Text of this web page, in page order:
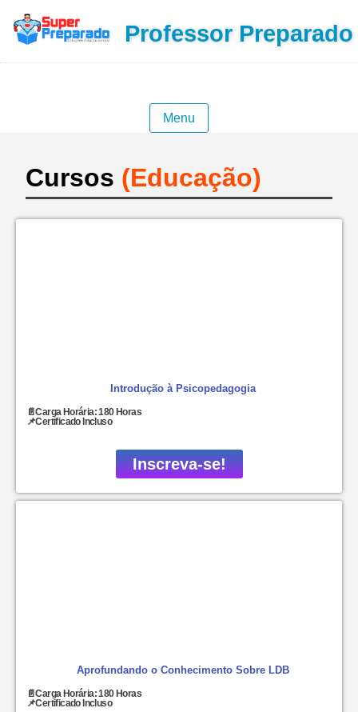
Professor Preparado
Menu
Cursos (Educação)
Introdução à Psicopedagogia
📄Carga Horária: 180 Horas
📌Certificado Incluso
Inscreva-se!
Aprofundando o Conhecimento Sobre LDB
📄Carga Horária: 180 Horas
📌Certificado Incluso